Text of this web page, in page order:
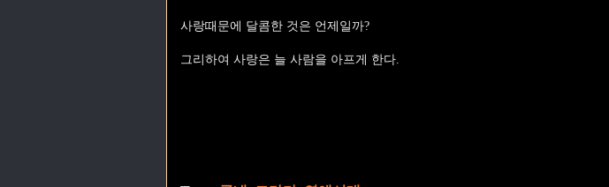
사랑때문에 달콤한 것은 언제일까?
그리하여 사랑은 늘 사람을 아프게 한다.